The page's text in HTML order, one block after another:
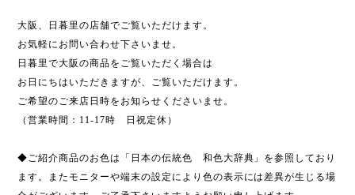
大阪、日暮里の店舗でご覧いただけます。
お気軽にお問い合わせ下さいませ。
日暮里で大阪の商品をご覧いただく場合は
お日にちはいただきますが、ご覧いただけます。
ご希望のご来店日時をお知らせくださいませ。
（営業時間：11-17時 日祝定休）
◆ご紹介商品のお色は「日本の伝統色 和色大辞典」を参照しており
ます。またモニターや端末の設定により色の表示には差異が生じる場